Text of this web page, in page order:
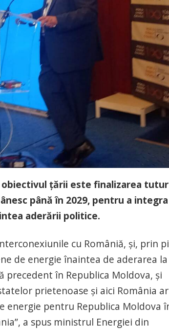
obiectivul țării este finalizarea
până în 2029, pentru a integra
aderării politice.
cu Româniă, și, prin
de energie înaintea de aderarea la
în Republica Moldova, și
prietenoase și aici România
energie pentru Republica Moldova
a spus ministrul Energiei din